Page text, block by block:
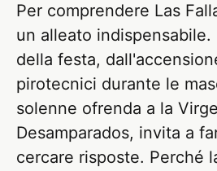
Per comprendere Las
un alleato indispensabile.
della festa,
pirotecnici durante le
solenne ofrenda a la
Desamparados, invita a
cercare risposte. Perché